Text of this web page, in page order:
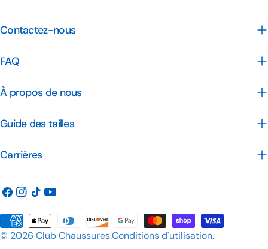
Contactez-nous
FAQ
À propos de nous
Guide des tailles
Carrières
Facebook
Instagram
TIC Youtube
© 2026 Club Chaussures.Conditions d'utilisation.
Méthodes
de